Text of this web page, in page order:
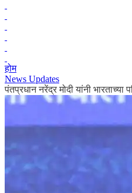
होम
News Updates
पंतप्रधान नरेंद्र मोदी यांनी